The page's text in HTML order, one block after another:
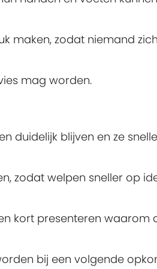
maken, zodat niemand zich
mag worden.
duidelijk blijven en ze
zodat welpen sneller op
kort presenteren waarom
bij een volgende